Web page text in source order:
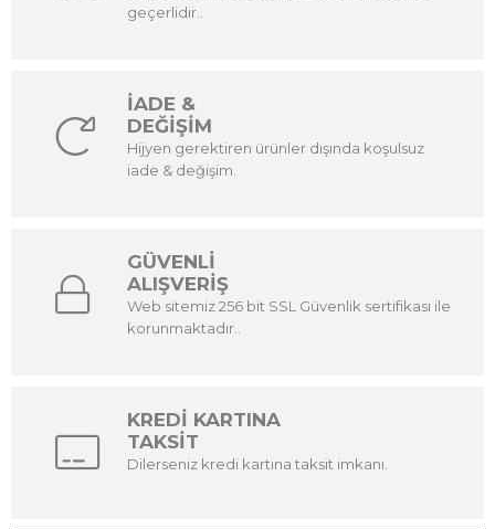
geçerlidir..
İADE &
DEĞİŞİM
Hijyen gerektiren ürünler dışında koşulsuz
iade & değişim.
GÜVENLİ
ALIŞVERİŞ
Web sitemiz 256 bit SSL Güvenlik sertifikası ile
korunmaktadır..
KREDİ KARTINA
TAKSİT
Dilerseniz kredi kartına taksit imkanı.